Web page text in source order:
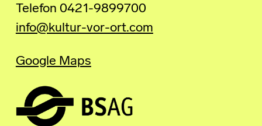
Telefon 0421-9899700
info@kultur-vor-ort.com
Google Maps